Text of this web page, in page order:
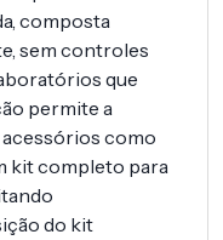
composta
sem controles
que
permite a
como
kit completo para
do kit